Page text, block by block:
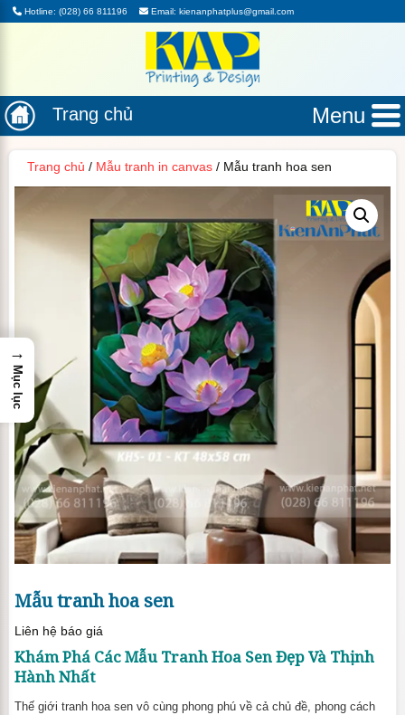
Hotline: (028) 66 811196 Email: kienanphatplus@gmail.com
Trang chủ Menu
Trang chủ / Mẫu tranh in canvas/ Mẫu tranh hoa sen
Mẫu tranh hoa sen
Liên hệ báo giá
Khám Phá Các Mẫu Tranh Hoa Sen Đẹp Và Thịnh
Hành Nhất
Thế giới tranh hoa sen vô cùng phong phú về cả chủ đề, phong cách
→
Mục lục